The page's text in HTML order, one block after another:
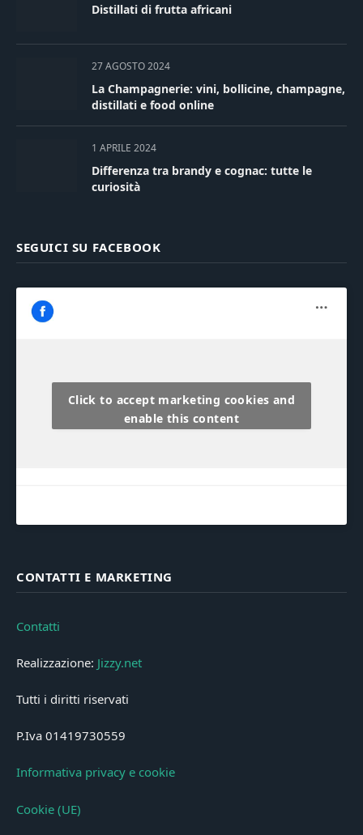
Distillati di frutta africani
27 AGOSTO 2024
La Champagnerie: vini, bollicine, champagne,
distillati e food online
1 APRILE 2024
Differenza tra brandy e cognac: tutte le
curiosità
SEGUICI SU FACEBOOK
Click to accept marketing cookies and
enable this content
CONTATTI E MARKETING
Contatti
Realizzazione: Jizzy.net
Tutti i diritti riservati
P.Iva 01419730559
Informativa privacy e cookie
Cookie (UE)